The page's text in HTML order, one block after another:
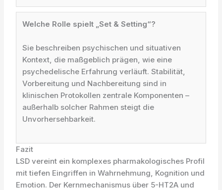
Welche Rolle spielt „Set & Setting“?
Sie beschreiben psychischen und situativen
Kontext, die maßgeblich prägen, wie eine
psychedelische Erfahrung verläuft. Stabilität,
Vorbereitung und Nachbereitung sind in
klinischen Protokollen zentrale Komponenten –
außerhalb solcher Rahmen steigt die
Unvorhersehbarkeit.
Fazit
LSD vereint ein komplexes pharmakologisches Profil
mit tiefen Eingriffen in Wahrnehmung, Kognition und
Emotion. Der Kernmechanismus über 5-HT2A und